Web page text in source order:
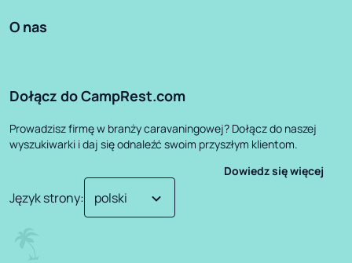
O nas
Dołącz do CampRest.com
Prowadzisz firmę w branży caravaningowej? Dołącz do naszej
wyszukiwarki i daj się odnaleźć swoim przyszłym klientom.
Dowiedz się więcej
Język strony: